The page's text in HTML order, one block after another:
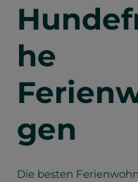
he
gen
Die besten